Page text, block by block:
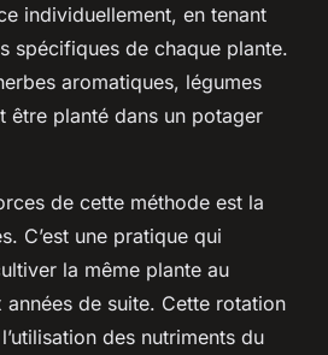
individuellement, en tenant
spécifiques de chaque plante.
aromatiques, légumes
être planté dans un potager
de cette méthode est la
C’est une pratique qui
la même plante au
de suite. Cette rotation
des nutriments du